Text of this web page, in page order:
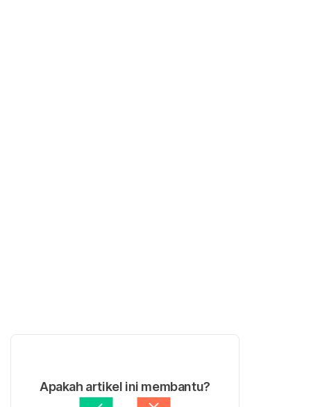
Apakah artikel ini membantu?